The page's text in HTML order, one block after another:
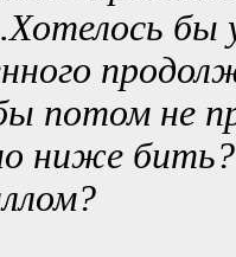
потом не
ниже